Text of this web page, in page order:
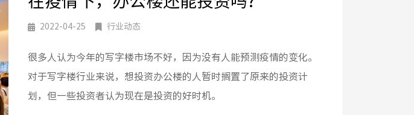
2022-04-25 行业动态
很多人认为今年的写字楼市场不好，因为没有人能预测疫情的变化。
对于写字楼行业来说，想投资办公楼的人暂时搁置了原来的投资计
划，但一些投资者认为现在是投资的好时机。